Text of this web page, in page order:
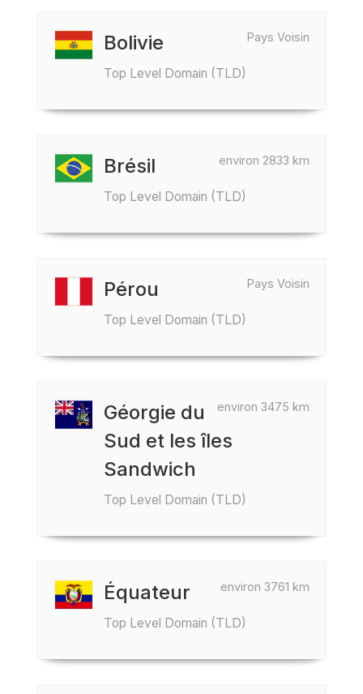
Pays Voisin
Bolivie
Top Level Domain (TLD)
environ 2833 km
Brésil
Top Level Domain (TLD)
Pays Voisin
Pérou
Top Level Domain (TLD)
environ 3475 km
Géorgie du
Sud et les îles
Sandwich
Top Level Domain (TLD)
environ 3761 km
Équateur
Top Level Domain (TLD)